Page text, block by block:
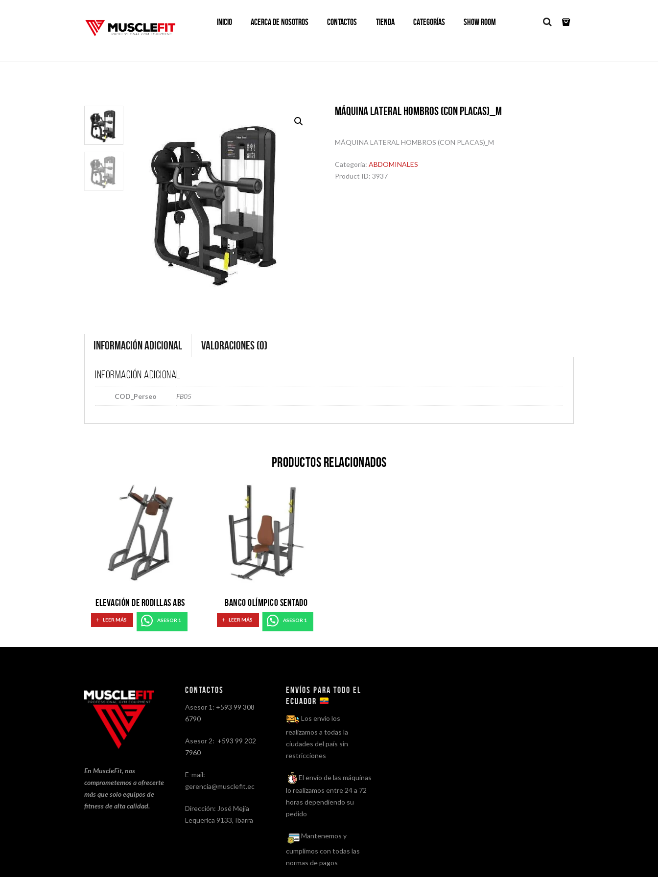
INICIO ACERCA DE NOSOTROS CONTACTOS TIENDA CATEGORÍAS SHOW ROOM
MÁQUINA LATERAL HOMBROS (CON PLACAS)_M
MÁQUINA LATERAL HOMBROS (CON PLACAS)_M
Categoría: ABDOMINALES
Product ID: 3937
Información adicional Valoraciones (0)
Información adicional
COD_Perseo FB05
Productos relacionados
ELEVACIÓN DE RODILLAS ABS
LEER MÁS ASESOR 1
BANCO OLÍMPICO SENTADO
LEER MÁS ASESOR 1
En MuscleFit, nos
comprometemos a ofrecerte
más que solo equipos de
fitness de alta calidad.
Contactos
Asesor 1: +593 99 308
6790
Asesor 2: +593 99 202
7960
E-mail:
gerencia@musclefit.ec
Dirección: José Mejía
Lequerica 9133, Ibarra
Envíos para todo el
ECUADOR
Los envío los
realizamos a todas la
ciudades del país sin
restricciones
El envío de las máquinas
lo realizamos entre 24 a 72
horas dependiendo su
pedido
Mantenemos y
cumplimos con todas las
normas de pagos